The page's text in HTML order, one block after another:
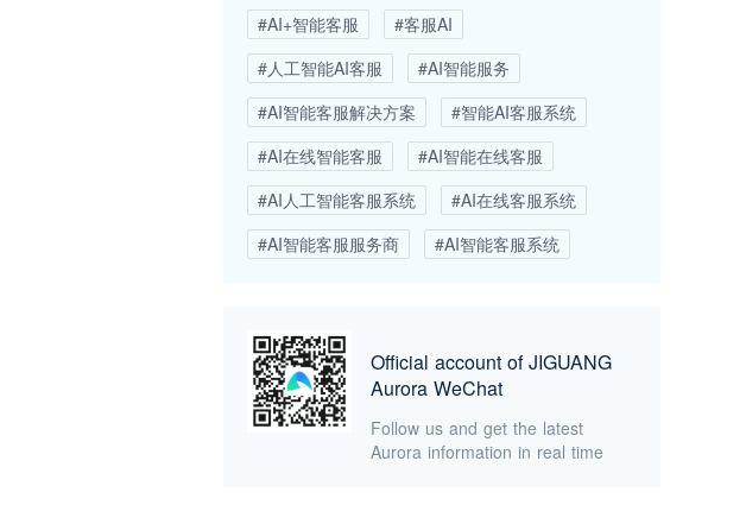
#AI+智能客服
#客服AI
#人工智能AI客服
#AI智能服务
#AI智能客服解决方案
#智能AI客服系统
#AI在线智能客服
#AI智能在线客服
#AI人工智能客服系统
#AI在线客服系统
#AI智能客服服务商
#AI智能客服系统
Official account of JIGUANG
Aurora WeChat
Follow us and get the latest
Aurora information in real time